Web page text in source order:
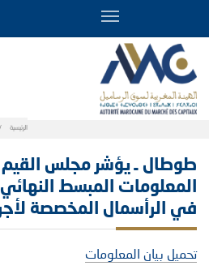
الرئيسية
طوطال ـ يؤشر مجلس القيم
المعلومات المبسط النهائي
في الرأسمال المخصصة
تحميل بيان المعلومات